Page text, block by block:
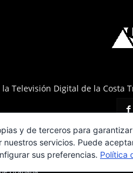
Televisión Digital de la Costa
y de terceros para
nuestros servicios. Puede
sus preferencias. Política